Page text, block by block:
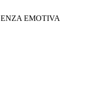
EMOTIVA